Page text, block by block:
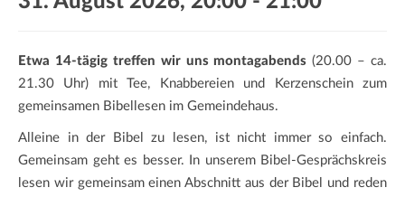
Etwa 14-tägig treffen wir uns montagabends (20.00 – ca.
21.30 Uhr) mit Tee, Knabbereien und Kerzenschein zum
gemeinsamen Bibellesen im Gemeindehaus.
Alleine in der Bibel zu lesen, ist nicht immer so einfach.
Gemeinsam geht es besser. In unserem Bibel-Gesprächskreis
lesen wir gemeinsam einen Abschnitt aus der Bibel und reden